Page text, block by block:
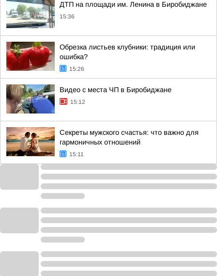
ДТП на площади им. Ленина в Биробиджане
15:36
Обрезка листьев клубники: традиция или
ошибка?
15:26
Видео с места ЧП в Биробиджане
15:12
Секреты мужского счастья: что важно для
гармоничных отношений
15:11